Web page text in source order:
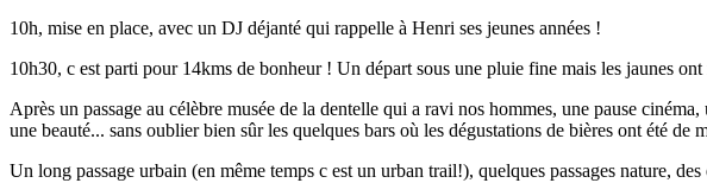
10h, mise en place, avec un DJ déjanté qui rappelle à Henri ses jeunes années !
10h30, c est parti pour 14kms de bonheur ! Un départ sous une pluie fine mais les jaunes
Après un passage au célèbre musée de la dentelle qui a ravi nos hommes, une pause
une beauté... sans oublier bien sûr les quelques bars où les dégustations de bières ont été de
Un long passage urbain (en même temps c est un urban trail!), quelques passages nature,